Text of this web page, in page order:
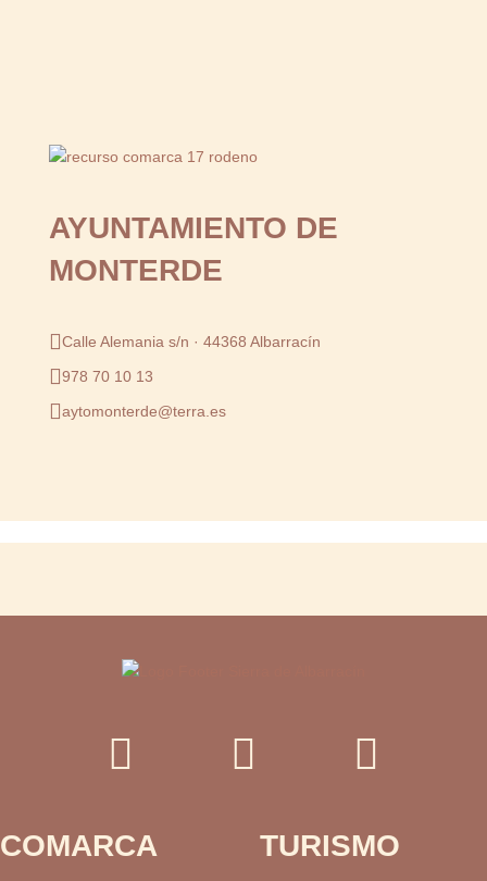
AYUNTAMIENTO DE
MONTERDE
Calle Alemania s/n · 44368 Albarracín
978 70 10 13
aytomonterde@terra.es
COMARCA TURISMO